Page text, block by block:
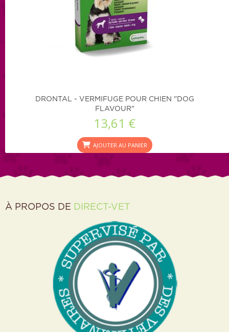
DRONTAL - VERMIFUGE POUR CHIEN "DOG
FLAVOUR"
13,61 €
AJOUTER AU PANIER
À PROPOS DE DIRECT-VET